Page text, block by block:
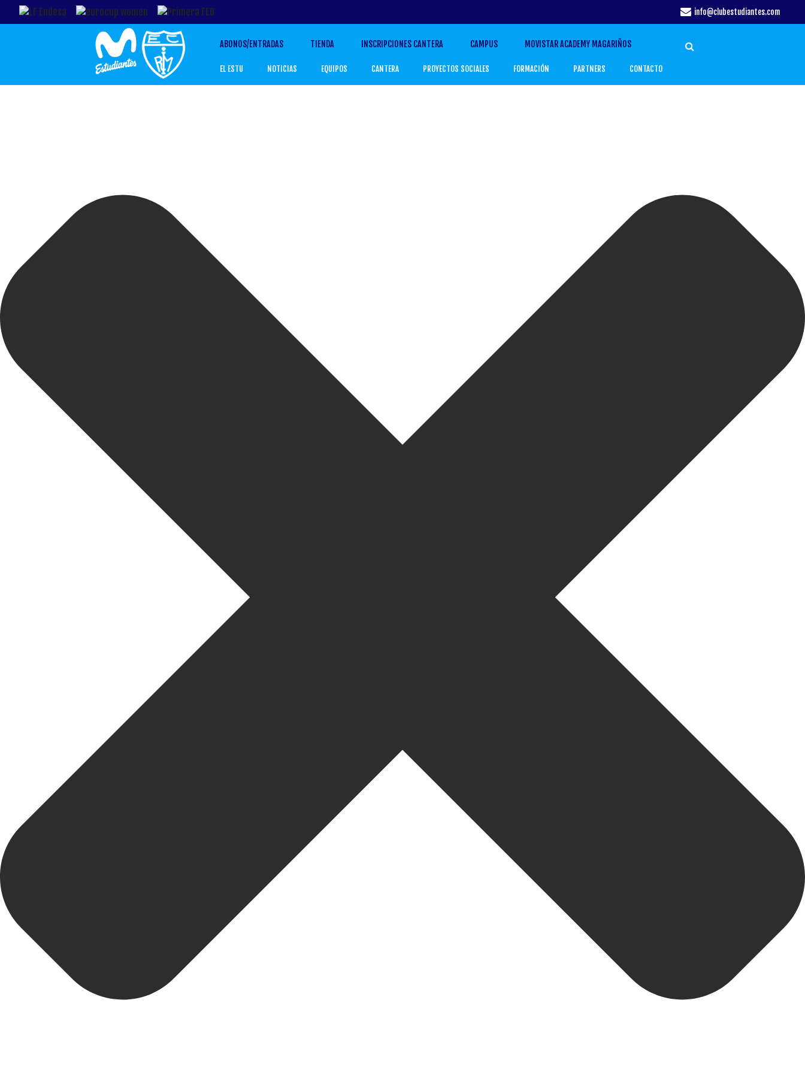
Gestionar el Consentimiento de las Cookies info@clubestudiantes.com
ABONOS/ENTRADAS TIENDA INSCRIPCIONES CANTERA CAMPUS MOVISTAR ACADEMY MAGARIÑOS
EL ESTU NOTICIAS EQUIPOS CANTERA PROYECTOS SOCIALES FORMACIÓN PARTNERS CONTACTO